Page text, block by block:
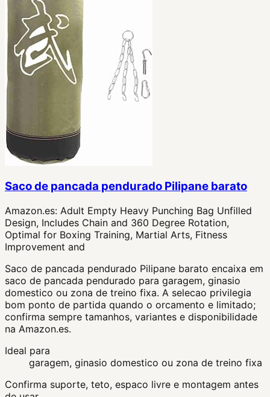
Saco de pancada pendurado Pilipane barato
Amazon.es: Adult Empty Heavy Punching Bag Unfilled
Design, Includes Chain and 360 Degree Rotation,
Optimal for Boxing Training, Martial Arts, Fitness
Improvement and
Saco de pancada pendurado Pilipane barato encaixa em
saco de pancada pendurado para garagem, ginasio
domestico ou zona de treino fixa. A selecao privilegia
bom ponto de partida quando o orcamento e limitado;
confirma sempre tamanhos, variantes e disponibilidade
na Amazon.es.
Ideal para
garagem, ginasio domestico ou zona de treino fixa
Confirma suporte, teto, espaco livre e montagem antes